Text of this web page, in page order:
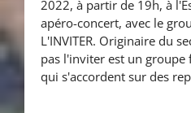
2022, à partir de 19h, à
apéro-concert, avec le
L'INVITER. Originaire du
pas l'inviter est un groupe
qui s'accordent sur des